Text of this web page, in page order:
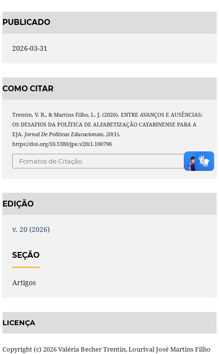
PUBLICADO
2026-03-31
COMO CITAR
Trentin, V. B., & Martins Filho, L. J. (2026). ENTRE AVANÇOS E AUSÊNCIAS:
OS DESAFIOS DA POLÍTICA DE ALFABETIZAÇÃO CATARINENSE PARA A
EJA. Jornal De Políticas Educacionais, 20(1).
https://doi.org/10.5380/jpe.v20i1.100796
Fomatos de Citação
EDIÇÃO
v. 20 (2026)
SEÇÃO
Artigos
LICENÇA
Copyright (c) 2026 Valéria Becher Trentin, Lourival José Martins Filho